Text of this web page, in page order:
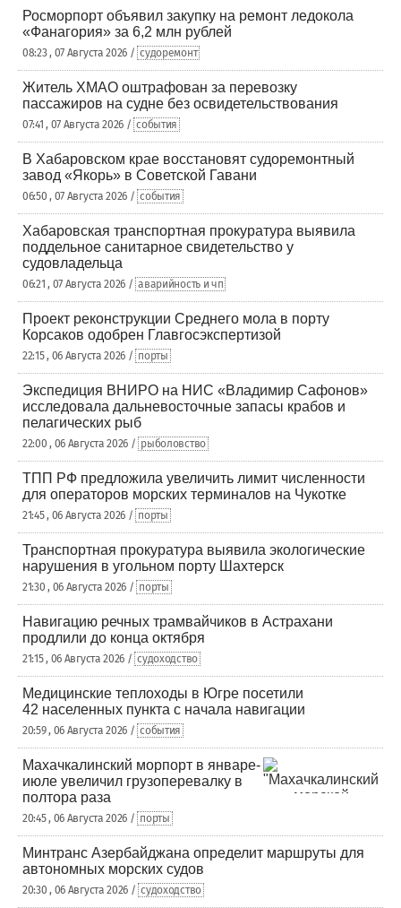
Росморпорт объявил закупку на ремонт ледокола
«Фанагория» за 6,2 млн рублей
08:23 , 07 Августа 2026 / судоремонт
Житель ХМАО оштрафован за перевозку
пассажиров на судне без освидетельствования
07:41 , 07 Августа 2026 / события
В Хабаровском крае восстановят судоремонтный
завод «Якорь» в Советской Гавани
06:50 , 07 Августа 2026 / события
Хабаровская транспортная прокуратура выявила
поддельное санитарное свидетельство у
судовладельца
06:21 , 07 Августа 2026 / аварийность и чп
Проект реконструкции Среднего мола в порту
Корсаков одобрен Главгосэкспертизой
22:15 , 06 Августа 2026 / порты
Экспедиция ВНИРО на НИС «Владимир Сафонов»
исследовала дальневосточные запасы крабов и
пелагических рыб
22:00 , 06 Августа 2026 / рыболовство
ТПП РФ предложила увеличить лимит численности
для операторов морских терминалов на Чукотке
21:45 , 06 Августа 2026 / порты
Транспортная прокуратура выявила экологические
нарушения в угольном порту Шахтерск
21:30 , 06 Августа 2026 / порты
Навигацию речных трамвайчиков в Астрахани
продлили до конца октября
21:15 , 06 Августа 2026 / судоходство
Медицинские теплоходы в Югре посетили
42 населенных пункта с начала навигации
20:59 , 06 Августа 2026 / события
Махачкалинский морпорт в январе-
июле увеличил грузоперевалку в
полтора раза
20:45 , 06 Августа 2026 / порты
Минтранс Азербайджана определит маршруты для
автономных морских судов
20:30 , 06 Августа 2026 / судоходство